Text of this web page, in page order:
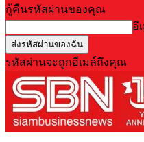
กู้คืนรหัสผ่านของคุณ
อี
รหัสผ่านจะถูกอีเมล์ถึงคุณ